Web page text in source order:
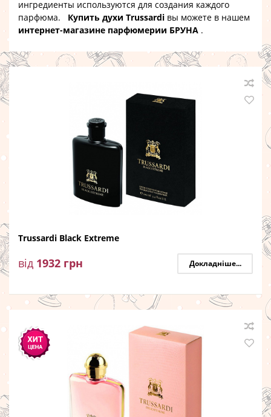
ингредиенты используются для создания каждого
парфюма. Купить духи Trussardi вы можете в нашем
интернет-магазине парфюмерии БРУНА .
Trussardi Black Extreme
від 1932 грн Докладніше...